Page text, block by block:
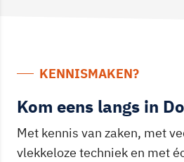
KENNISMAKEN?
Kom eens langs in
Met kennis van zaken, met
vlekkeloze techniek en met